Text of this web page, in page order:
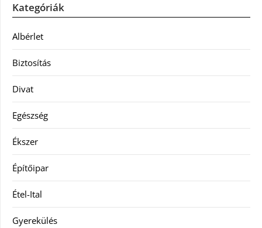
Kategóriák
Albérlet
Biztosítás
Divat
Egészség
Ékszer
Építőipar
Étel-Ital
Gyerekülés